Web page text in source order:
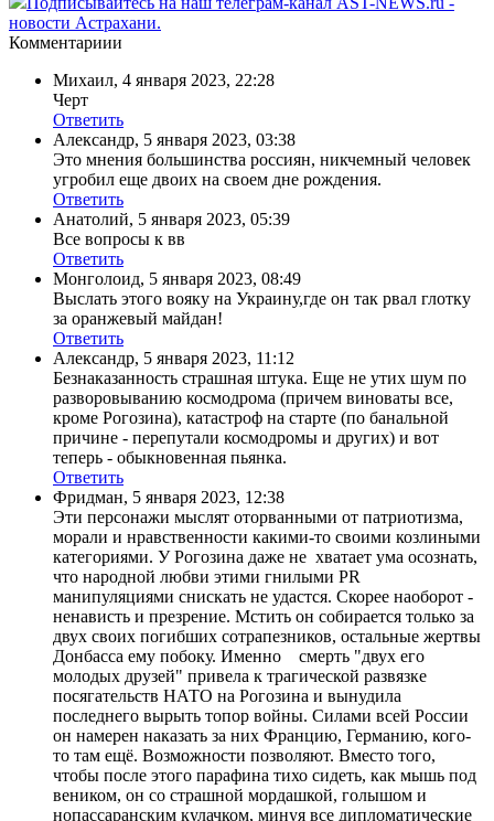
новости Астрахани.
Комментариии
Михаил, 4 января 2023, 22:28
Черт
Ответить
Александр, 5 января 2023, 03:38
Это мнения большинства россиян, никчемный человек
угробил еще двоих на своем дне рождения.
Ответить
Анатолий, 5 января 2023, 05:39
Все вопросы к вв
Ответить
Монголоид, 5 января 2023, 08:49
Выслать этого вояку на Украину,где он так рвал глотку
за оранжевый майдан!
Ответить
Александр, 5 января 2023, 11:12
Безнаказанность страшная штука. Еще не утих шум по
разворовыванию космодрома (причем виноваты все,
кроме Рогозина), катастроф на старте (по банальной
причине - перепутали космодромы и других) и вот
теперь - обыкновенная пьянка.
Ответить
Фридман, 5 января 2023, 12:38
Эти персонажи мыслят оторванными от патриотизма,
морали и нравственности какими-то своими козлиными
категориями. У Рогозина даже не хватает ума осознать,
что народной любви этими гнилыми PR
манипуляциями снискать не удастся. Скорее наоборот -
ненависть и презрение. Мстить он собирается только за
двух своих погибших сотрапезников, остальные жертвы
Донбасса ему побоку. Именно смерть "двух его
молодых друзей" привела к трагической развязке
посягательств НАТО на Рогозина и вынудила
последнего вырыть топор войны. Силами всей России
он намерен наказать за них Францию, Германию, кого-
то там ещё. Возможности позволяют. Вместо того,
чтобы после этого парафина тихо сидеть, как мышь под
веником, он со страшной мордашкой, голышом и
нопассаранским кулачком, минуя все дипломатические